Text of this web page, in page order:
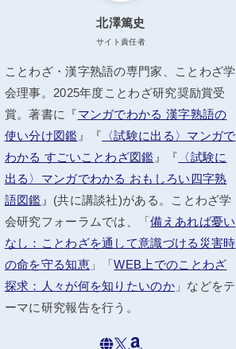
北澤篤史
サイト責任者
ことわざ・漢字熟語の専門家、ことわざ学
会理事。2025年度ことわざ研究奨励賞受
賞。著書に『マンガでわかる 漢字熟語の
使い分け図鑑 』『 〈試験に出る〉マンガで
わかる すごいことわざ図鑑 』『 〈試験に
出る〉マンガでわかる おもしろい四字熟
語図鑑 』(共に講談社)がある。ことわざ学
会研究フォーラムでは、「備えあれば憂い
なし：ことわざを通して意識づける災害時
の命を守る知恵」「WEB上でのことわざ
探求：人々が何を知りたいのか」などをテ
ーマに研究報告を行う。